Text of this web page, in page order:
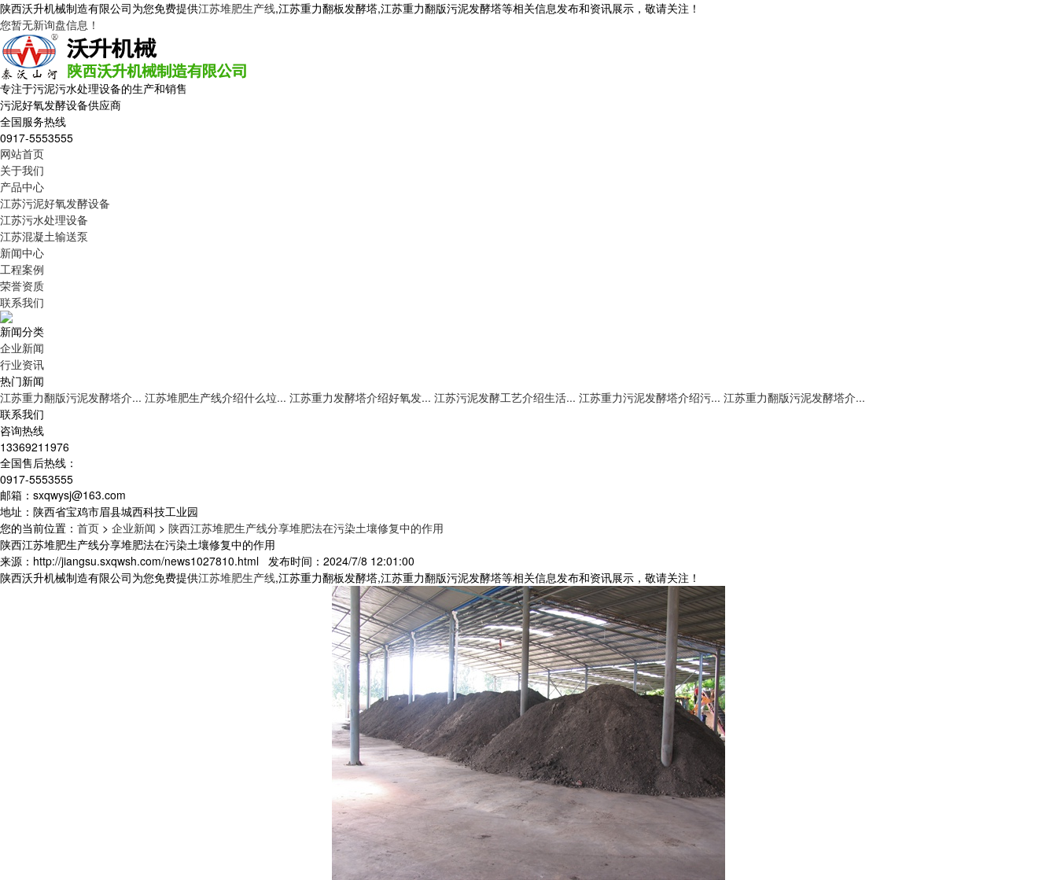
陕西沃升机械制造有限公司为您免费提供江苏堆肥生产线,江苏重力翻板发酵塔,江苏重力翻版污泥发酵塔等相关信息发布和资讯展示，敬请关注！
您暂无新询盘信息！
专注于污泥污水处理设备的生产和销售
污泥好氧发酵设备供应商
全国服务热线
0917-5553555
网站首页
关于我们
产品中心
江苏污泥好氧发酵设备
江苏污水处理设备
江苏混凝土输送泵
新闻中心
工程案例
荣誉资质
联系我们
新闻分类
企业新闻
行业资讯
热门新闻
江苏重力翻版污泥发酵塔介... 江苏堆肥生产线介绍什么垃... 江苏重力发酵塔介绍好氧发... 江苏污泥发酵工艺介绍生活... 江苏重力污泥发酵塔介绍污... 江苏重力翻版污泥发酵塔介...
联系我们
咨询热线
13369211976
全国售后热线：
0917-5553555
邮箱：sxqwysj@163.com
地址：陕西省宝鸡市眉县城西科技工业园
您的当前位置： 首页 > 企业新闻 > 陕西江苏堆肥生产线分享堆肥法在污染土壤修复中的作用
陕西江苏堆肥生产线分享堆肥法在污染土壤修复中的作用
来源：http://jiangsu.sxqwsh.com/news1027810.html 发布时间：2024/7/8 12:01:00
陕西沃升机械制造有限公司为您免费提供江苏堆肥生产线,江苏重力翻板发酵塔,江苏重力翻版污泥发酵塔等相关信息发布和资讯展示，敬请关注！